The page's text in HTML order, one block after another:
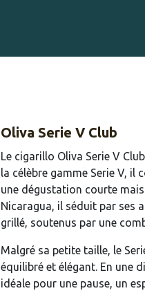
Oliva Serie V Club
Le cigarillo Oliva Serie V
la célèbre gamme Serie V, il
une dégustation courte
Nicaragua, il séduit par ses
grillé, soutenus par une
Malgré sa petite taille, le
équilibré et élégant. En une
idéale pour une pause, un